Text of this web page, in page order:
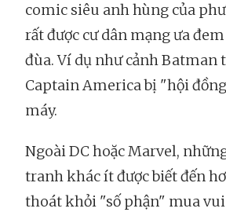
comic siêu anh hùng của
rất được cư dân mạng ưa
đùa. Ví dụ như cảnh Batman
Captain America bị "hội
máy.
Ngoài DC hoặc Marvel,
tranh khác ít được biết đến
thoát khỏi "số phận" mua